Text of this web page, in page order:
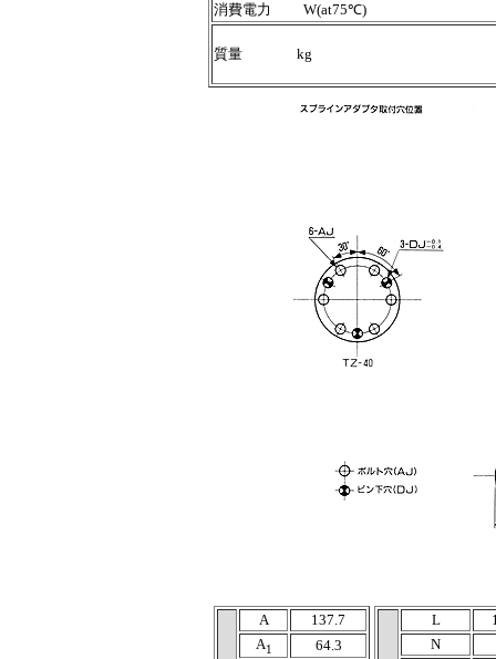
消費電力 W(at75℃)
質量 kg
A
137.7
A1
64.3
L
N